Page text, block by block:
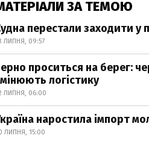
ЗА ТЕМОЮ
перестали заходити у
ЛИПНЯ, 09:57
проситься на берег:
логістику
ЛИПНЯ, 06:00
наростила імпорт
ЛИПНЯ, 15:00